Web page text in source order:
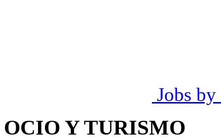
Jobs by
OCIO Y TURISMO